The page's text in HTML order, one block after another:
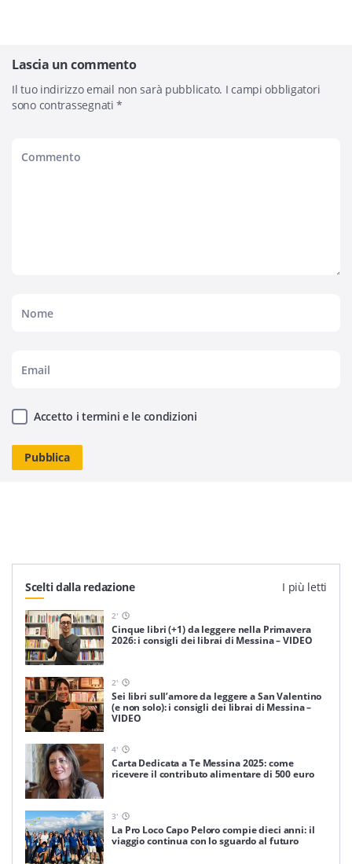
Lascia un commento
Il tuo indirizzo email non sarà pubblicato. I campi obbligatori
sono contrassegnati*
Accetto i termini e le condizioni
Scelti dalla redazione I più letti
2'
Cinque libri (+1) da leggere nella Primavera
2026: i consigli dei librai di Messina – VIDEO
2'
Sei libri sull’amore da leggere a San Valentino
(e non solo): i consigli dei librai di Messina –
VIDEO
4'
Carta Dedicata a Te Messina 2025: come
ricevere il contributo alimentare di 500 euro
3'
La Pro Loco Capo Peloro compie dieci anni: il
viaggio continua con lo sguardo al futuro